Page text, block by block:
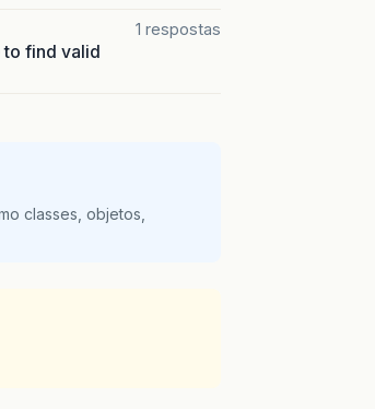
to find valid
1 respostas
classes, objetos,